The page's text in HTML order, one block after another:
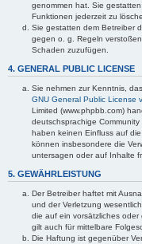
genommen hat. Sie
Funktionen jederzeit zu
Sie gestatten dem Betreiber
gegen o. g. Regeln
Schaden zuzufügen.
4. GENERAL PUBLIC LICENSE
Sie nehmen zur Kenntnis,
GNU General Public License
Limited (www.phpbb.com)
deutschsprachige
haben keinen Einfluss auf
können insbesondere die
untersagen oder auf Inhalte
5. GEWÄHRLEISTUNG
Der Betreiber haftet mit
und der Verletzung
die auf ein vorsätzliches oder
gilt auch für mittelbare
Die Haftung ist gegenüber